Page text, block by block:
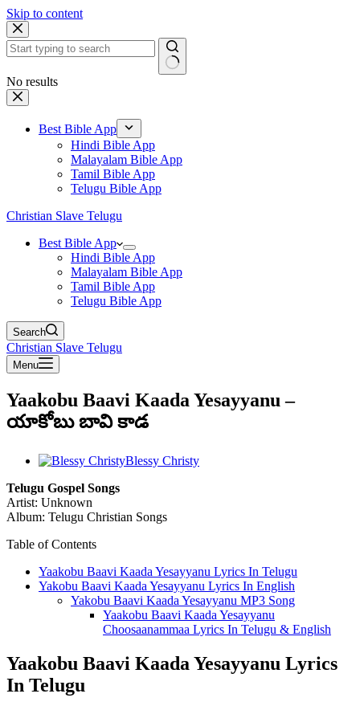
Skip to content
No results
Best Bible App
Hindi Bible App
Malayalam Bible App
Tamil Bible App
Telugu Bible App
Christian Slave Telugu
Best Bible App
Hindi Bible App
Malayalam Bible App
Tamil Bible App
Telugu Bible App
Search
Christian Slave Telugu
Menu
Yaakobu Baavi Kaada Yesayyanu –
యాకోబు బావి కాడ
Blessy Christy
Telugu Gospel Songs
Artist: Unknown
Album: Telugu Christian Songs
Table of Contents
Yaakobu Baavi Kaada Yesayyanu Lyrics In Telugu
Yakobu Baavi Kaada Yesayyanu Lyrics In English
Yakobu Baavi Kaada Yesayyanu MP3 Song
Yaakobu Baavi Kaada Yesayyanu
Choosaanammaa Lyrics In Telugu & English
Yaakobu Baavi Kaada Yesayyanu Lyrics
In Telugu